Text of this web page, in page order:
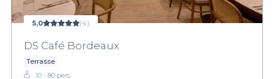
5,0 (4)
DS Café Bordeaux
Terrasse
10 - 80 pers.